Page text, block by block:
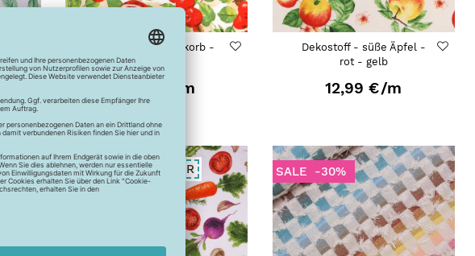
Dekostoff - Obstkorb -
rot - gelb
/m
Dekostoff - süße Äpfel -
rot - gelb
12,99 €/m
FRÜHJAHR-SOMMER SALE -30%